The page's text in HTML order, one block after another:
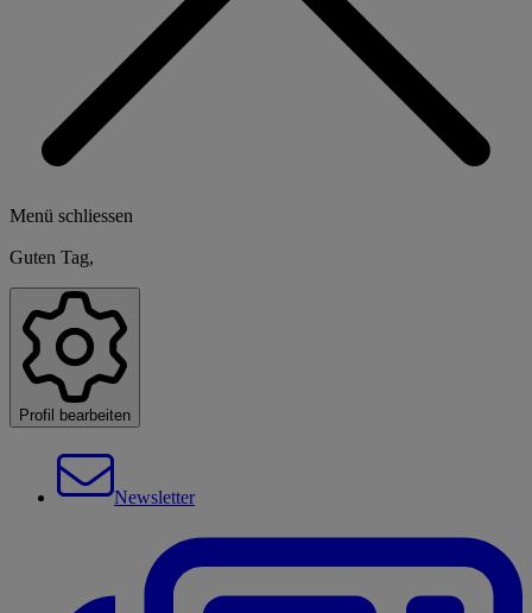
Menü schliessen
Guten Tag,
Profil bearbeiten
Newsletter